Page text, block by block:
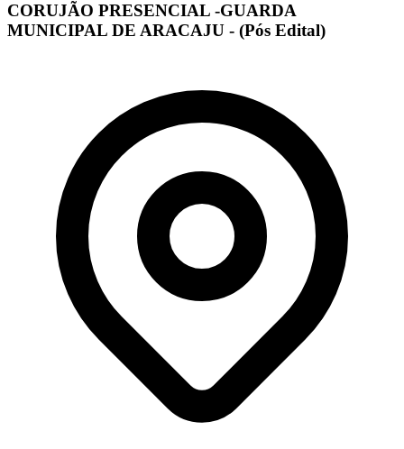
CORUJÃO PRESENCIAL -GUARDA
MUNICIPAL DE ARACAJU - (Pós Edital)